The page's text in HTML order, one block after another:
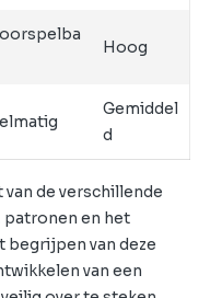
Hoog
Gemiddel
d
de verschillende
patronen en het
begrijpen van deze
van een